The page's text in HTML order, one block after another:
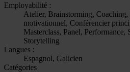
Employabilité :
Atelier, Brainstorming,
motivationnel, Conférencier
Masterclass, Panel, Performance,
Storytelling
Langues :
Espagnol, Galicien
Catégories